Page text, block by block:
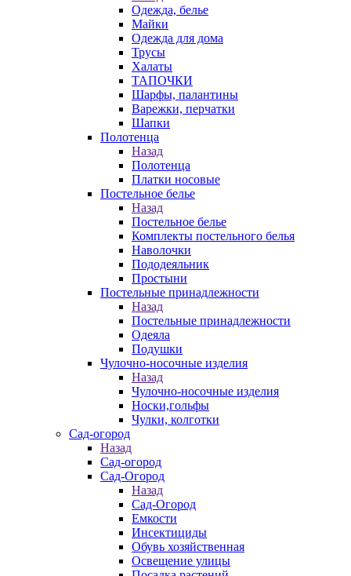
Одежда, белье
Майки
Одежда для дома
Трусы
Халаты
ТАПОЧКИ
Шарфы, палантины
Варежки, перчатки
Шапки
Полотенца
Назад
Полотенца
Платки носовые
Постельное белье
Назад
Постельное белье
Комплекты постельного белья
Наволочки
Пододеяльник
Простыни
Постельные принадлежности
Назад
Постельные принадлежности
Одеяла
Подушки
Чулочно-носочные изделия
Назад
Чулочно-носочные изделия
Носки,гольфы
Чулки, колготки
Сад-огород
Назад
Сад-огород
Сад-Огород
Назад
Сад-Огород
Емкости
Инсектициды
Обувь хозяйственная
Освещение улицы